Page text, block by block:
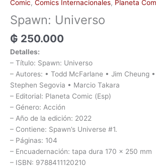
Comic, Comics Internacionales, Planeta
Spawn: Universo
₲ 250.000
Detalles:
– Título: Spawn: Universo
– Autores: • Todd McFarlane • Jim Cheung
Stephen Segovia • Marcio Takara
– Editorial: Planeta Comic (Esp)
– Género: Acción
– Año de la edición: 2022
– Contiene: Spawn’s Universe #1.
– Páginas: 104
– Encuadernación: tapa dura 170 x 250 mm
– ISBN: 9788411120210